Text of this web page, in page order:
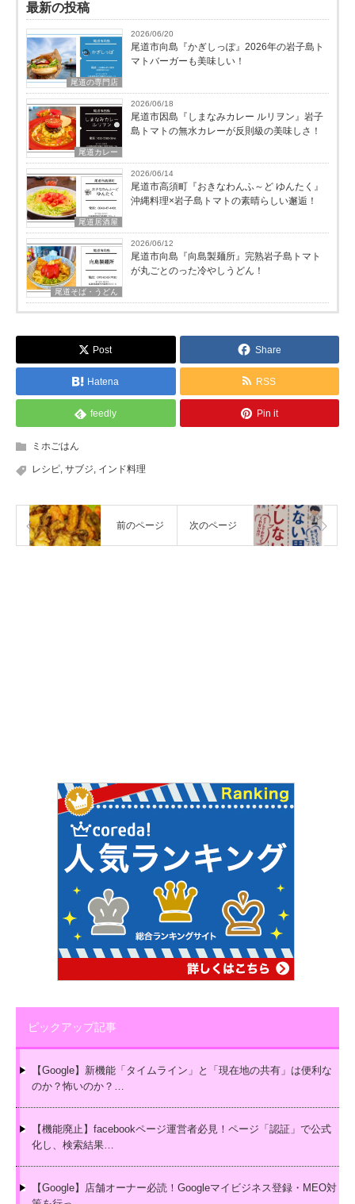
最新の投稿
尾道の専門店
2026/06/20
尾道市向島『かぎしっぽ』2026年の岩子島ト
マトバーガーも美味しい！
尾道カレー
2026/06/18
尾道市因島『しまなみカレー ルリヲン』岩子
島トマトの無水カレーが反則級の美味しさ！
尾道居酒屋
2026/06/14
尾道市高須町『おきなわんふ～ど ゆんたく』
沖縄料理×岩子島トマトの素晴らしい邂逅！
尾道そば・うどん
2026/06/12
尾道市向島『向島製麺所』完熟岩子島トマト
が丸ごとのった冷やしうどん！
Post Share
Hatena RSS
feedly Pin it
ミホごはん
レシピ, サブジ, インド料理
前のページ 次のページ
ピックアップ記事
【Google】新機能「タイムライン」と「現在地の共有」は便利な
のか？怖いのか？…
【機能廃止】facebookページ運営者必見！ページ「認証」で公式
化し、検索結果…
【Google】店舗オーナー必読！Googleマイビジネス登録・MEO対